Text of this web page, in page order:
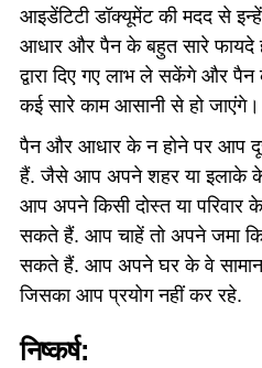
आइडेंटिटी डॉक्यूमेंट की मदद से
आधार और पैन के बहुत सारे
द्वारा दिए गए लाभ ले सकेंगे और
कई सारे काम आसानी से हो जाएंगे।
पैन और आधार के न होने पर आप
हैं. जैसे आप अपने शहर या इलाके
आप अपने किसी दोस्त या परिवार
सकते हैं. आप चाहें तो अपने जमा
सकते हैं. आप अपने घर के वे
जिसका आप प्रयोग नहीं कर रहे.
निष्कर्ष: